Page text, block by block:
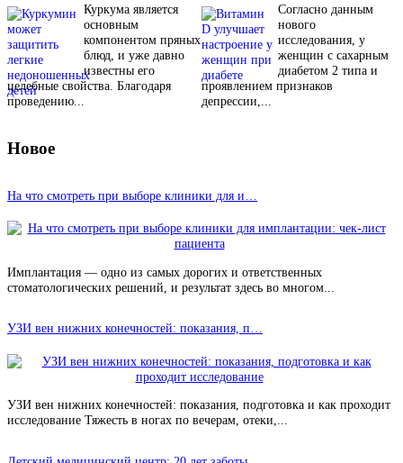
Куркума является
основным
компонентом пряных
блюд, и уже давно
известны его
целебные свойства. Благодаря
проведению...
Согласно данным
нового
исследования, у
женщин с сахарным
диабетом 2 типа и
проявлением признаков
депрессии,...
Новое
На что смотреть при выборе клиники для и…
Имплантация — одно из самых дорогих и ответственных
стоматологических решений, и результат здесь во многом...
УЗИ вен нижних конечностей: показания, п…
УЗИ вен нижних конечностей: показания, подготовка и как проходит
исследование Тяжесть в ногах по вечерам, отеки,...